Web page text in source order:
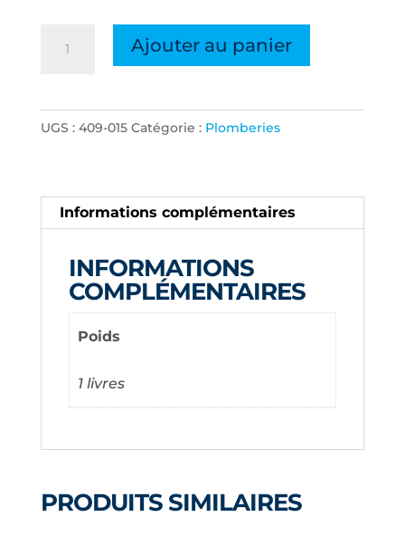
90
DEG
COLLE
FEMELLE
Ajouter au panier
UGS : 409-015 Catégorie : Plomberies
Informations complémentaires
INFORMATIONS
COMPLÉMENTAIRES
Poids
1 livres
PRODUITS SIMILAIRES